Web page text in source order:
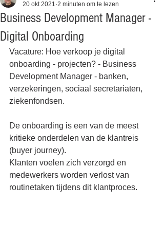
Business Development Manager -
Digital Onboarding
20 okt 2021 2 minuten om te lezen
Vacature: Hoe verkoop je digital
onboarding - projecten? - Business
Development Manager - banken,
verzekeringen, sociaal secretariaten,
ziekenfondsen.
De onboarding is een van de meest
kritieke onderdelen van de klantreis
(buyer journey).
Klanten voelen zich verzorgd en
medewerkers worden verlost van
routinetaken tijdens dit klantproces.